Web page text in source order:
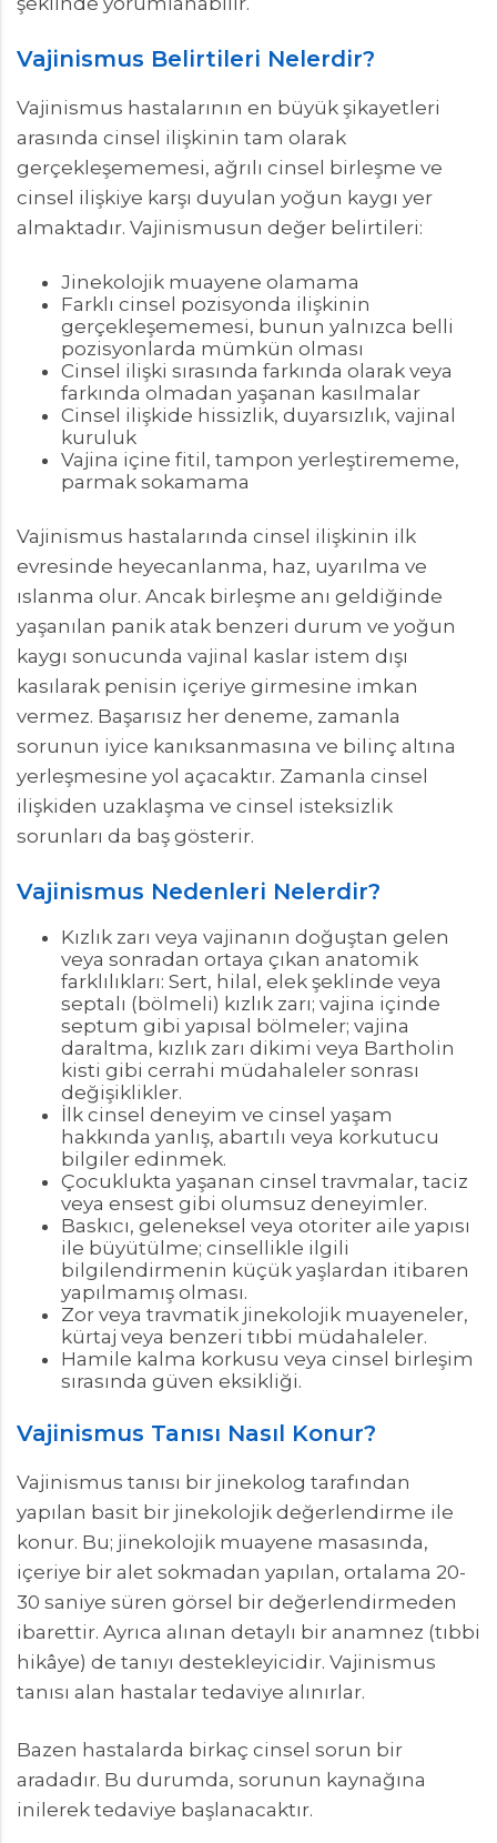
Vajinismus Belirtileri Nelerdir?
Vajinismus hastalarının en büyük şikayetleri
arasında cinsel ilişkinin tam olarak
gerçekleşememesi, ağrılı cinsel birleşme ve
cinsel ilişkiye karşı duyulan yoğun kaygı yer
almaktadır. Vajinismusun değer belirtileri:
Jinekolojik muayene olamama
Farklı cinsel pozisyonda ilişkinin
gerçekleşememesi, bunun yalnızca belli
pozisyonlarda mümkün olması
Cinsel ilişki sırasında farkında olarak veya
farkında olmadan yaşanan kasılmalar
Cinsel ilişkide hissizlik, duyarsızlık, vajinal
kuruluk
Vajina içine fitil, tampon yerleştirememe,
parmak sokamama
Vajinismus hastalarında cinsel ilişkinin ilk
evresinde heyecanlanma, haz, uyarılma ve
ıslanma olur. Ancak birleşme anı geldiğinde
yaşanılan panik atak benzeri durum ve yoğun
kaygı sonucunda vajinal kaslar istem dışı
kasılarak penisin içeriye girmesine imkan
vermez. Başarısız her deneme, zamanla
sorunun iyice kanıksanmasına ve bilinç altına
yerleşmesine yol açacaktır. Zamanla cinsel
ilişkiden uzaklaşma ve cinsel isteksizlik
sorunları da baş gösterir.
Vajinismus Nedenleri Nelerdir?
Kızlık zarı veya vajinanın doğuştan gelen
veya sonradan ortaya çıkan anatomik
farklılıkları: Sert, hilal, elek şeklinde veya
septalı (bölmeli) kızlık zarı; vajina içinde
septum gibi yapısal bölmeler; vajina
daraltma, kızlık zarı dikimi veya Bartholin
kisti gibi cerrahi müdahaleler sonrası
değişiklikler.
İlk cinsel deneyim ve cinsel yaşam
hakkında yanlış, abartılı veya korkutucu
bilgiler edinmek.
Çocuklukta yaşanan cinsel travmalar, taciz
veya ensest gibi olumsuz deneyimler.
Baskıcı, geleneksel veya otoriter aile yapısı
ile büyütülme; cinsellikle ilgili
bilgilendirmenin küçük yaşlardan itibaren
yapılmamış olması.
Zor veya travmatik jinekolojik muayeneler,
kürtaj veya benzeri tıbbi müdahaleler.
Hamile kalma korkusu veya cinsel birleşim
sırasında güven eksikliği.
Vajinismus Tanısı Nasıl Konur?
Vajinismus tanısı bir jinekolog tarafından
yapılan basit bir jinekolojik değerlendirme ile
konur. Bu; jinekolojik muayene masasında,
içeriye bir alet sokmadan yapılan, ortalama 20-
30 saniye süren görsel bir değerlendirmeden
ibarettir. Ayrıca alınan detaylı bir anamnez (tıbbi
hikâye) de tanıyı destekleyicidir. Vajinismus
tanısı alan hastalar tedaviye alınırlar.
Bazen hastalarda birkaç cinsel sorun bir
aradadır. Bu durumda, sorunun kaynağına
inilerek tedaviye başlanacaktır.